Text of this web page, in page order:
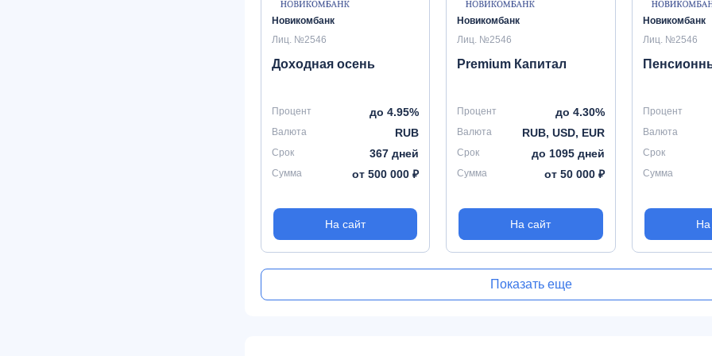
Новикомбанк
Лиц. №2546
Доходная осень
Процент до 4.95%
Валюта RUB
Срок 367 дней
Сумма от 500 000 ₽
На сайт
Новикомбанк
Лиц. №2546
Premium Капитал
Процент до 4.30%
Валюта RUB, USD, EUR
Срок до 1095 дней
Сумма от 50 000 ₽
На сайт
Новикомбанк
Лиц. №2546
Процент
Валюта
Срок
Сумма
На
Показать еще